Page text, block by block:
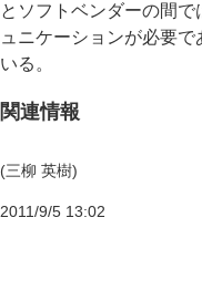
とソフトベンダーの間で
ュニケーションが必要
いる。
関連情報
(三柳 英樹)
2011/9/5 13:02